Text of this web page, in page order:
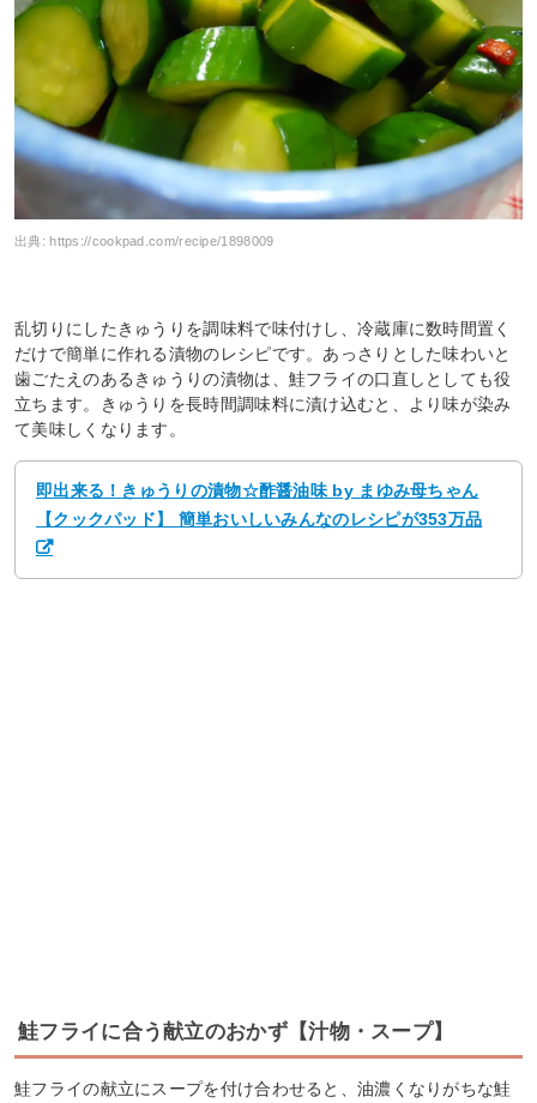
出典:https://cookpad.com/recipe/1898009
乱切りにしたきゅうりを調味料で味付けし、冷蔵庫に数時間置く
だけで簡単に作れる漬物のレシピです。あっさりとした味わいと
歯ごたえのあるきゅうりの漬物は、鮭フライの口直しとしても役
立ちます。きゅうりを長時間調味料に漬け込むと、より味が染み
て美味しくなります。
即出来る！きゅうりの漬物☆酢醤油味 by まゆみ母ちゃん
【クックパッド】 簡単おいしいみんなのレシピが353万品
鮭フライに合う献立のおかず【汁物・スープ】
鮭フライの献立にスープを付け合わせると、油濃くなりがちな鮭